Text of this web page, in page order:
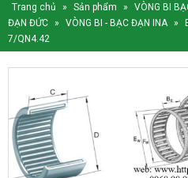
Trang chủ » Sản phẩm » VÒNG BI
ĐẠN ĐỨC » VÒNG BI - BẠC ĐẠN INA »
7/QN4.42